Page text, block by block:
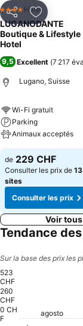
17.12.2016) relie la
PartagerAjouter à
4 ÉtoilesHotel
LUGANODANTE
Boutique & Lifestyle
Hotel
9,5 Excellent (7 217
Lugano, Suisse
Wi-Fi gratuit
Parking
Animaux acceptés
de 229 CHF
Consulter les prix de 13
sites
Consulter les prix
Voir
Tendance
Sur la base des prix les
523
CHF
260
CHF
0 CH
F
Sábado,
321 CHF
agosto
262274